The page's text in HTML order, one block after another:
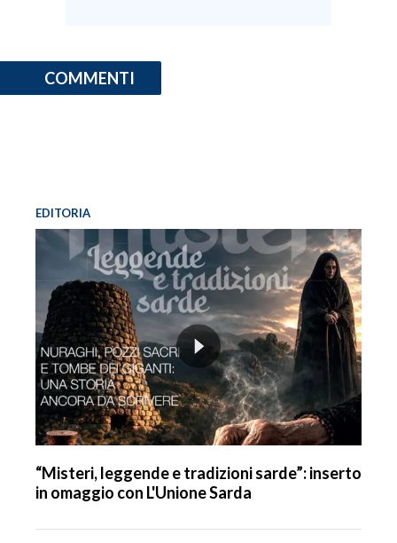
COMMENTI
EDITORIA
“Misteri, leggende e tradizioni sarde”: inserto
in omaggio con L'Unione Sarda